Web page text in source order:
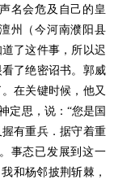
名会危及自己的皇
州（今河南濮阳县
了这件事，所以迟
了绝密诏书。郭威
在关键时候，他又
定思，说：“您是国
有重兵．据守着重
事态已发展到这一
和杨邻披荆斩棘，